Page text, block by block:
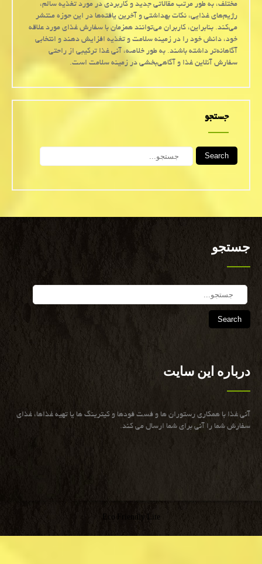
مختلف، به طور مرتب مقالاتی جدید و کاربردی در مورد تغذیه سالم،
رژیم‌های غذایی، نکات بهداشتی و آخرین یافته‌ها در این حوزه منتشر
می‌کند. بنابراین، کاربران می‌توانند همزمان با سفارش غذای مورد علاقه
خود، دانش خود را در زمینه سلامت و تغذیه افزایش دهند و انتخابی
آگاهانه‌تر داشته باشند. به طور خلاصه، آنی غذا ترکیبی از راحتی
سفارش آنلاین غذا و آگاهی‌بخشی در زمینه سلامت است.
جستجو
Search
جستجو
درباره این سایت
آنی غذا با همكاری رستوران ها و فست فودها و كیترینگ ها یا تهیه غذاها، غذای
سفارش شما را آنی برای شما ارسال می كند.
Eco Friendly Lite